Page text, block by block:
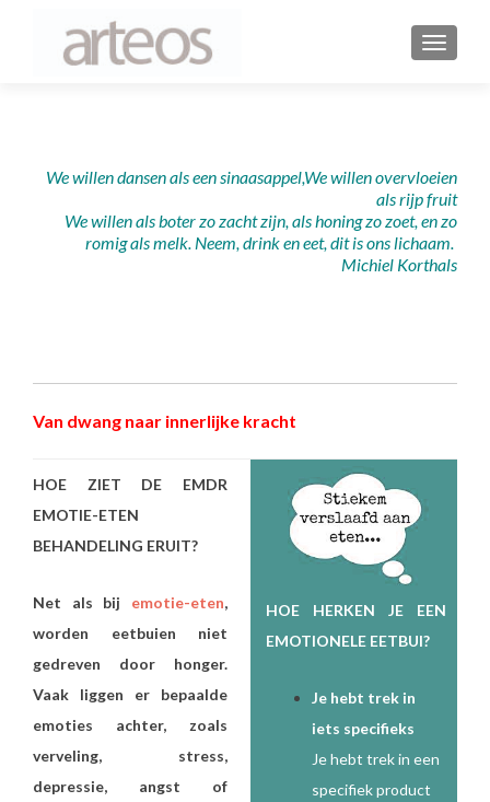
Wewillen dansen als een sinaasappel,Wewillen overvloeien
als rijp fruit
Wewillen als boter zo zacht zijn, als honing zo zoet,en zo
romig als melk. Neem, drink en eet, dit is ons lichaam.
Michiel Korthals
Van dwang naar innerlijke kracht
HOE ZIET DE EMDR
EMOTIE-ETEN
BEHANDELING ERUIT?
Net als bij emotie-eten,
worden eetbuien niet
gedreven door honger.
Vaak liggen er bepaalde
emoties achter, zoals
verveling, stress,
depressie, angst of
HOE HERKEN JE EEN
EMOTIONELE EETBUI?
Je hebt trek in
iets specifieks
Je hebt trek in een
specifiek product